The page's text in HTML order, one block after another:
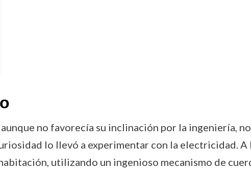
no favorecía su inclinación por la ingeniería,
lo llevó a experimentar con la electricidad. A
utilizando un ingenioso mecanismo de